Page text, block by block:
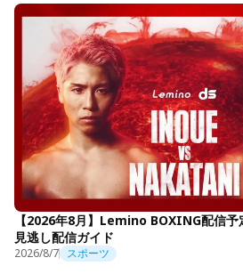
【2026年8月】Lemino BOXING配信予
見逃し配信ガイド
2026/8/7 スポーツ